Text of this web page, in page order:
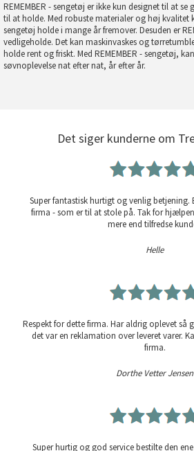
REMEMBER - sengetøj er ikke kun designet til at
til at holde. Med robuste materialer og høj kvalitet
sengetøj holde i mange år fremover. Desuden er
vedligeholde. Det kan maskinvaskes og
holde rent og friskt. Med REMEMBER - sengetøj,
søvnoplevelse nat efter nat, år efter år.
Det siger kunderne om
Super fantastisk hurtigt og venlig betjening.
firma - som er til at stole på. Tak for
mere end tilfredse
Helle
Respekt for dette firma. Har aldrig oplevet så
det var en reklamation over leveret varer.
firma.
Dorthe Vetter Jensen
Super hurtig og god service bestilte den